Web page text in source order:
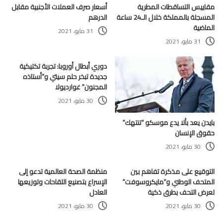
مقاييس التساقطات المطرية
المسجلة بالمملكة خلال الـ24 ساعة
الماضية
31 مايو، 2021
أسعار صرف العملات الأجنبية مقابل
الدرهم
31 مايو، 2021
بايدن يعد بألا يدع موسكو “تنتهك”
حقوق الإنسان
30 مايو، 2021
دوري أبطال أوروبا: تجربة تكتيكية
جديدة تبخر حلم سيتي و”أستاذه
المجنون” غوارديولا
30 مايو، 2021
التوقيع على مذكرة تفاهم بين
المتحف الوطني و”مايكروسوفت”
لعرض التحف بطرق ذكية
30 مايو، 2021
منظمة الصحة العالمية تدعو إلى
الإسراع بتصنيع اللقاحات وتوزيعها
العادل
30 مايو، 2021